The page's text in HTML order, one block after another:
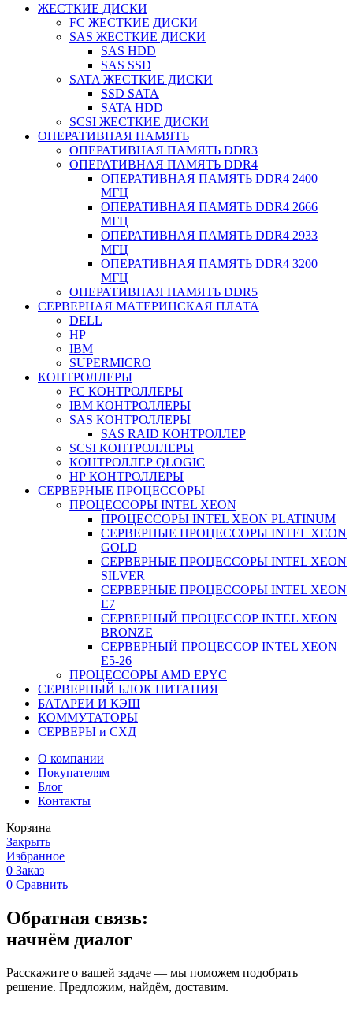
ЖЕСТКИЕ ДИСКИ
FC ЖЕСТКИЕ ДИСКИ
SAS ЖЕСТКИЕ ДИСКИ
SAS HDD
SAS SSD
SATA ЖЕСТКИЕ ДИСКИ
SSD SATA
SATA HDD
SCSI ЖЕСТКИЕ ДИСКИ
ОПЕРАТИВНАЯ ПАМЯТЬ
ОПЕРАТИВНАЯ ПАМЯТЬ DDR3
ОПЕРАТИВНАЯ ПАМЯТЬ DDR4
ОПЕРАТИВНАЯ ПАМЯТЬ DDR4 2400
МГЦ
ОПЕРАТИВНАЯ ПАМЯТЬ DDR4 2666
МГЦ
ОПЕРАТИВНАЯ ПАМЯТЬ DDR4 2933
МГЦ
ОПЕРАТИВНАЯ ПАМЯТЬ DDR4 3200
МГЦ
ОПЕРАТИВНАЯ ПАМЯТЬ DDR5
СЕРВЕРНАЯ МАТЕРИНСКАЯ ПЛАТА
DELL
HP
IBM
SUPERMICRO
КОНТРОЛЛЕРЫ
FC КОНТРОЛЛЕРЫ
IBM КОНТРОЛЛЕРЫ
SAS КОНТРОЛЛЕРЫ
SAS RAID КОНТРОЛЛЕР
SCSI КОНТРОЛЛЕРЫ
КОНТРОЛЛЕР QLOGIC
НР КОНТРОЛЛЕРЫ
СЕРВЕРНЫЕ ПРОЦЕССОРЫ
ПРОЦЕССОРЫ INTEL XEON
ПРОЦЕССОРЫ INTEL XEON PLATINUM
СЕРВЕРНЫЕ ПРОЦЕССОРЫ INTEL XEON
GOLD
СЕРВЕРНЫЕ ПРОЦЕССОРЫ INTEL XEON
SILVER
СЕРВЕРНЫЕ ПРОЦЕССОРЫ INTEL XEON
Е7
СЕРВЕРНЫЙ ПРОЦЕССОР INTEL XEON
BRONZE
СЕРВЕРНЫЙ ПРОЦЕССОР INTEL XEON
Е5-26
ПРОЦЕССОРЫ AMD EPYC
СЕРВЕРНЫЙ БЛОК ПИТАНИЯ
БАТАРЕИ И КЭШ
КОММУТАТОРЫ
СЕРВЕРЫ и СХД
О компании
Покупателям
Блог
Контакты
Корзина
Закрыть
Избранное
0 Заказ
0 Сравнить
Обратная связь:
начнём диалог
Расскажите о вашей задаче — мы поможем подобрать
решение. Предложим, найдём, доставим.